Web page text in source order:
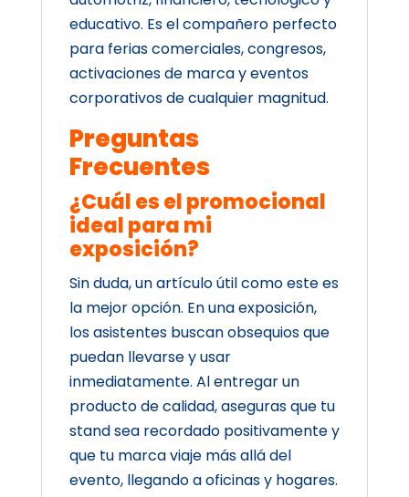
educativo. Es el compañero perfecto
para ferias comerciales, congresos,
activaciones de marca y eventos
corporativos de cualquier magnitud.
Preguntas
Frecuentes
¿Cuál es el promocional
ideal para mi
exposición?
Sin duda, un artículo útil como este es
la mejor opción. En una exposición,
los asistentes buscan obsequios que
puedan llevarse y usar
inmediatamente. Al entregar un
producto de calidad, aseguras que tu
stand sea recordado positivamente y
que tu marca viaje más allá del
evento, llegando a oficinas y hogares.